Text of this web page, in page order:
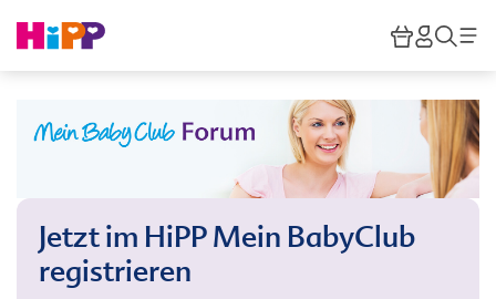
HiPP
Jetzt im HiPP Mein BabyClub
registrieren